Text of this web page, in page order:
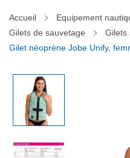
Accueil Equipement
Gilets de sauvetage
Gilets
Gilet néoprène Jobe Unify,